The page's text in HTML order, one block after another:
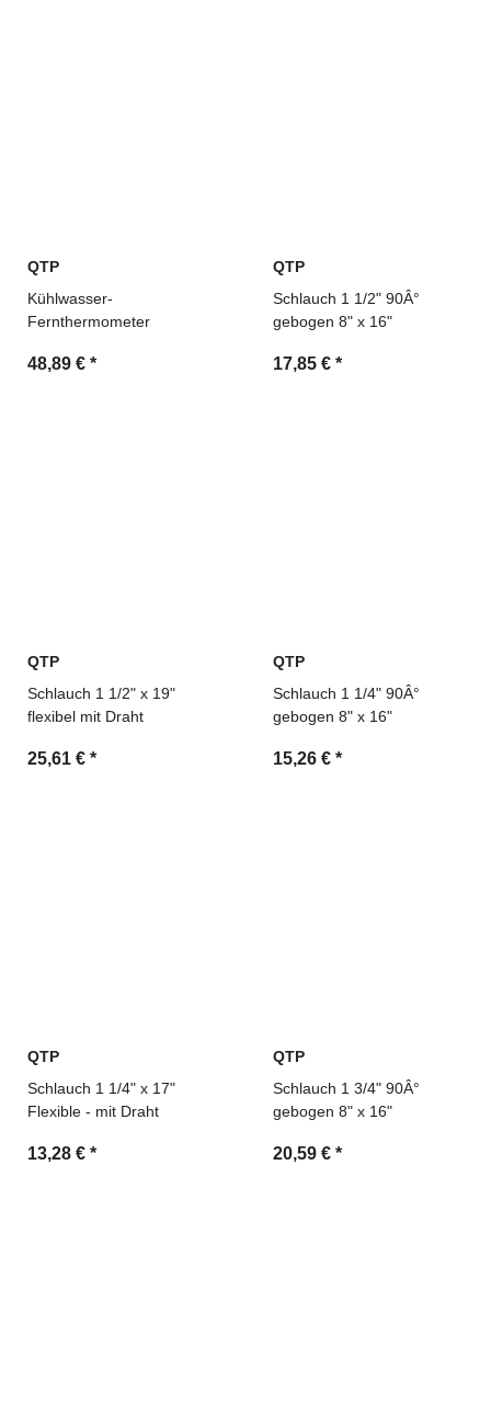
QTP
Kühlwasser-
Fernthermometer
48,89 € *
QTP
Schlauch 1 1/2" 90Â°
gebogen 8" x 16"
17,85 € *
QTP
Schlauch 1 1/2" x 19"
flexibel mit Draht
25,61 € *
QTP
Schlauch 1 1/4" 90Â°
gebogen 8" x 16"
15,26 € *
QTP
Schlauch 1 1/4" x 17"
Flexible - mit Draht
13,28 € *
QTP
Schlauch 1 3/4" 90Â°
gebogen 8" x 16"
20,59 € *